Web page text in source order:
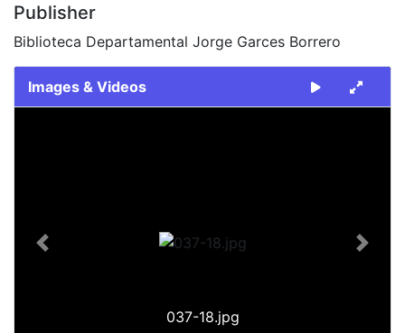
Publisher
Biblioteca Departamental Jorge Garces Borrero
Images & Videos
037-18.jpg
Previous Next